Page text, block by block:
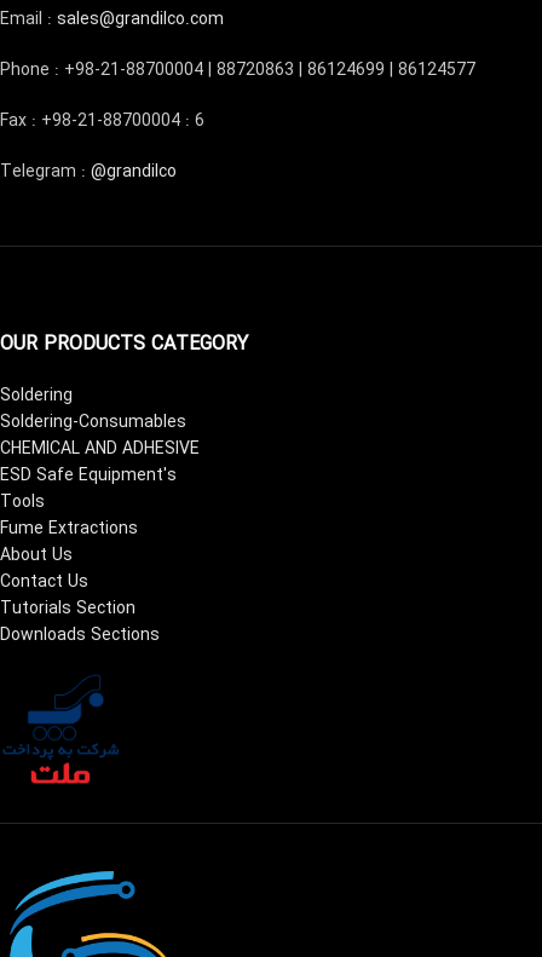
Email : sales@grandilco.com
Phone : +98-21-88700004 | 88720863 | 86124699 | 86124577
Fax : +98-21-88700004 : 6
Telegram : @grandilco
OUR PRODUCTS CATEGORY
Soldering
Soldering-Consumables
CHEMICAL AND ADHESIVE
ESD Safe Equipment's
Tools
Fume Extractions
About Us
Contact Us
Tutorials Section
Downloads Sections